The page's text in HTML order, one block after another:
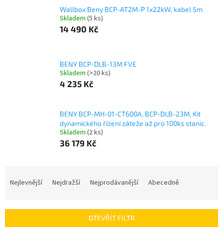
Wallbox Beny BCP-AT2M-P 1x22kW, kabel 5m
Skladem (5 ks)
14 490 Kč
BENY BCP-DLB-13M FVE
Skladem (>20 ks)
4 235 Kč
BENY BCP-MH-01-CT600A, BCP-DLB-23M, Kit
dynamického řízení záteže až pro 100ks stanic.
Skladem (2 ks)
36 179 Kč
í
Nejlevnější Nejdražší Nejprodávanější Abecedně
OTEVŘÍT FILTR